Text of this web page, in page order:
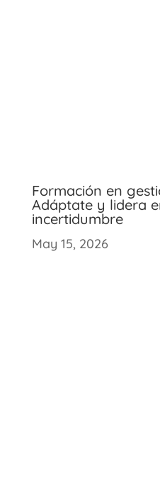
Formación en
Adáptate y lidera
incertidumbre
May 15, 2026